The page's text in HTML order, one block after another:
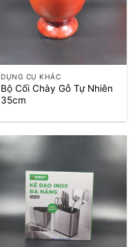
DỤNG CỤ KHÁC
Bộ Cối Chày Gỗ Tự Nhiên
35cm